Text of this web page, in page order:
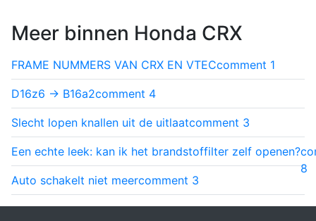
Meer binnen Honda CRX
FRAME NUMMERS VAN CRX EN VTECcomment 1
D16z6 -> B16a2comment 4
Slecht lopen knallen uit de uitlaatcomment 3
Een echte leek: kan ik het brandstoffilter zelf openen?
8
Auto schakelt niet meercomment 3